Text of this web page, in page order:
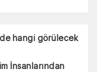
hangi görülecek
İnsanlarından